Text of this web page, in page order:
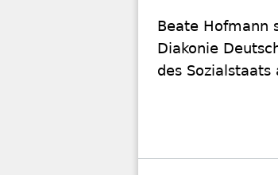
Beate Hofmann
Diakonie
des Sozialstaats